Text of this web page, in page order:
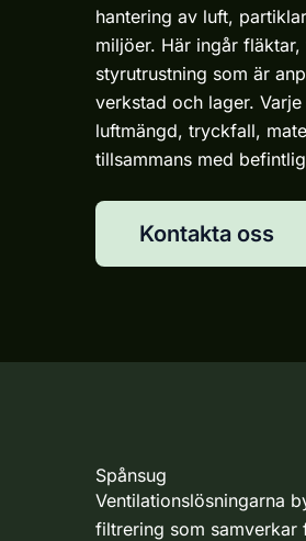
hantering av luft,
miljöer. Här ingår
styrutrustning som är
verkstad och lager.
luftmängd, tryckfall,
tillsammans med
Kontakta oss
Spånsug
Ventilationslösningarna
filtrering som